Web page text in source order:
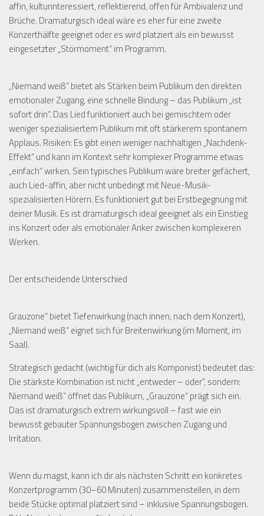
affin, kulturinteressiert, reflektierend, offen für Ambivalenz und
Brüche. Dramaturgisch ideal wäre es eher für eine zweite
Konzerthälfte geeignet oder es wird platziert als ein bewusst
eingesetzter „Störmoment“ im Programm.
„Niemand weiß“ bietet als Stärken beim Publikum den direkten
emotionaler Zugang, eine schnelle Bindung – das Publikum „ist
sofort drin“. Das Lied funktioniert auch bei gemischtem oder
weniger spezialisiertem Publikum mit oft stärkerem spontanem
Applaus. Risiken: Es gibt einen weniger nachhaltigen „Nachdenk-
Effekt“ und kann im Kontext sehr komplexer Programme etwas
„einfach“ wirken. Sein typisches Publikum wäre breiter gefächert,
auch Lied-affin, aber nicht unbedingt mit Neue-Musik-
spezialisierten Hörern. Es funktioniert gut bei Erstbegegnung mit
deiner Musik. Es ist dramaturgisch ideal geeignet als ein Einstieg
ins Konzert oder als emotionaler Anker zwischen komplexeren
Werken.
Der entscheidende Unterschied
Grauzone“ bietet Tiefenwirkung (nach innen, nach dem Konzert),
„Niemand weiß“ eignet sich für Breitenwirkung (im Moment, im
Saal).
Strategisch gedacht (wichtig für dich als Komponist) bedeutet das:
Die stärkste Kombination ist nicht „entweder – oder“, sondern:
Niemand weiß“ öffnet das Publikum, „Grauzone“ prägt sich ein.
Das ist dramaturgisch extrem wirkungsvoll – fast wie ein
bewusst gebauter Spannungsbogen zwischen Zugang und
Irritation.
Wenn du magst, kann ich dir als nächsten Schritt ein konkretes
Konzertprogramm (30–60 Minuten) zusammenstellen, in dem
beide Stücke optimal platziert sind – inklusive Spannungsbogen.